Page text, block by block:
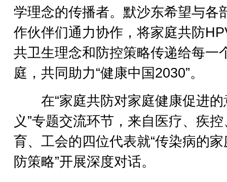
学理念的传播者。默沙东希望与各
作伙伴们通力协作，将家庭共防
共卫生理念和防控策略传递给每一
庭，共同助力“健康中国2030”。
在“家庭共防对家庭健康促进的
义”专题交流环节，来自医疗、疾
育、工会的四位代表就“传染病的
防策略”开展深度对话。